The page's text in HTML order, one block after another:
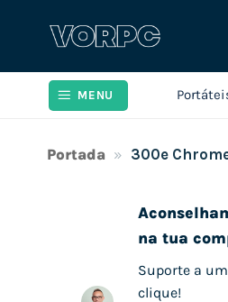
MENU
Portada » 300e
na tua
Suporte a um
clique!